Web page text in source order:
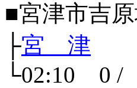
■宮津市吉
├宮 津
└02:10 0